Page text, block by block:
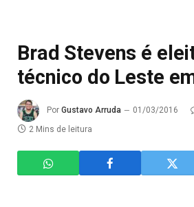
Brad Stevens é
técnico do Leste
Por Gustavo Arruda 01/03/2016
2 Mins de leitura